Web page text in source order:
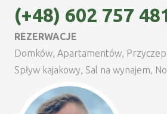
(+48) 602 757
REZERWACJE
Domków, Apartamentów,
Spływ kajakowy, Sal na wynajem,